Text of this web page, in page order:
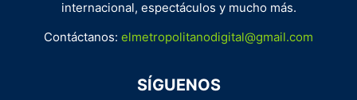
internacional, espectáculos y mucho más.
Contáctanos: elmetropolitanodigital@gmail.com
SÍGUENOS